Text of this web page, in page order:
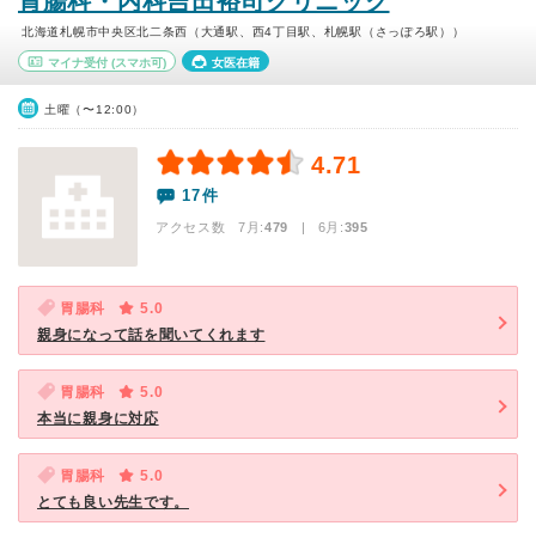
北海道札幌市中央区北二条西（大通駅、西4丁目駅、札幌駅（さっぽろ駅））
マイナ受付 (スマホ可) 女医在籍
土曜（〜12:00）
4.71
17件
アクセス数 7月:479 | 6月:395
胃腸科
5.0
親身になって話を聞いてくれます
胃腸科
5.0
本当に親身に対応
胃腸科
5.0
とても良い先生です。